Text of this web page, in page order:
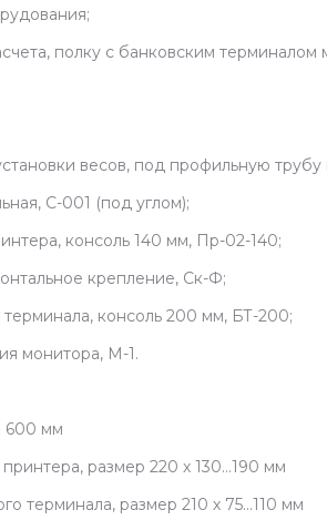
полку с банковским
весов, под профильную
С-001 (под углом);
консоль 140 мм, Пр-02-140;
крепление, Ск-Ф;
терминала, консоль 200 мм, БТ-200;
монитора, М-1.
600 мм
размер 220 х 130...190 мм
терминала, размер 210 х 75...110 мм